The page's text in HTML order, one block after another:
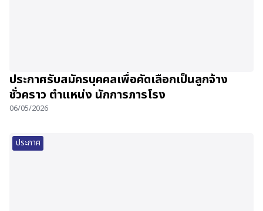
ประกาศรับสมัครบุคคลเพื่อคัดเลือกเป็นลูกจ้าง
ชั่วคราว ตำแหน่ง นักการภารโรง
06/05/2026
ประกาศ